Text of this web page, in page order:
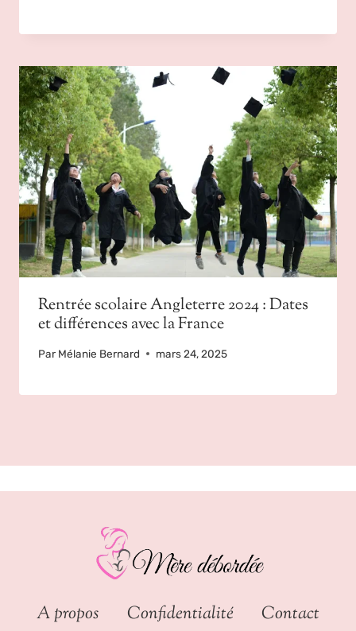
Rentrée scolaire Angleterre 2024 : Dates
et différences avec la France
Par Mélanie Bernard mars 24, 2025
A propos Confidentialité
Contact